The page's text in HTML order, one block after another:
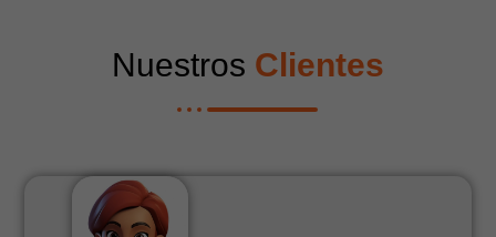
Nuestros Clientes